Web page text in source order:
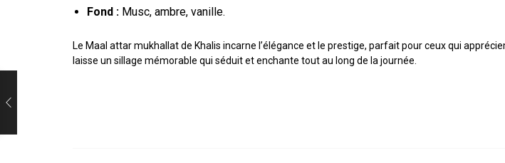
Fond : Musc, ambre, vanille.
Le Maal attar mukhallat de Khalis incarne l’élégance et le prestige, parfait pour ceux qui
laisse un sillage mémorable qui séduit et enchante tout au long de la journée.